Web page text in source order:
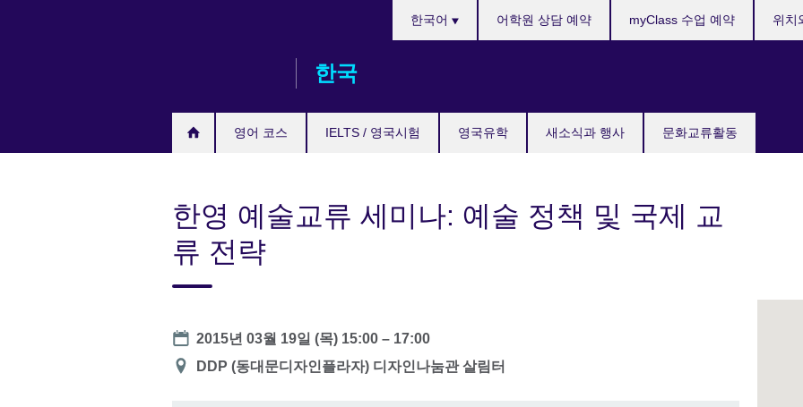
한국
영어 코스 IELTS / 영국시험 영국유학 새소식과 행사 문화교류활동
Languages
한국어 어학원 상담 예약 myClass 수업 예약 위치
한영 예술교류 세미나: 예술 정책 및 국제 교
류 전략
Date
2015년 03월 19일 (목) 15:00 – 17:00
장
DDP (동대문디자인플라자) 디자인나눔관 살림터